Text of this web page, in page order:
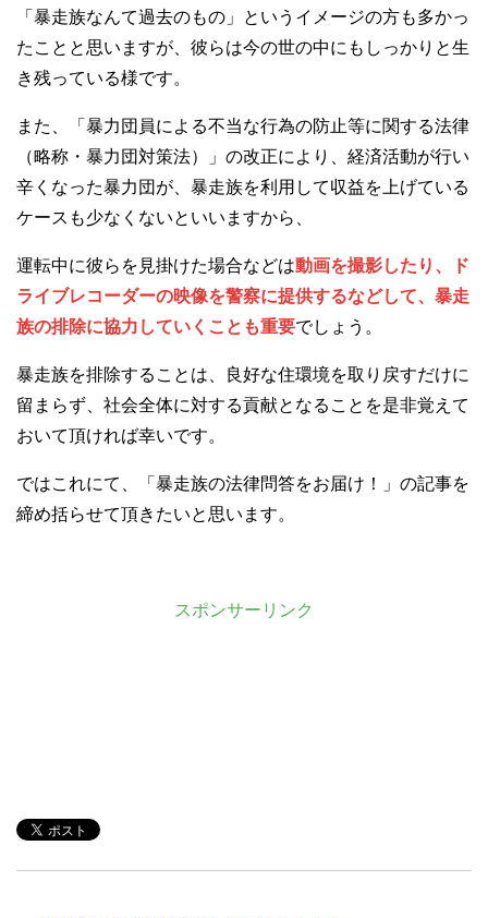
「暴走族なんて過去のもの」というイメージの方も多かっ
たことと思いますが、彼らは今の世の中にもしっかりと生
き残っている様です。
また、「暴力団員による不当な行為の防止等に関する法律
（略称・暴力団対策法）」の改正により、経済活動が行い
辛くなった暴力団が、暴走族を利用して収益を上げている
ケースも少なくないといいますから、
運転中に彼らを見掛けた場合などは動画を撮影したり、ド
ライブレコーダーの映像を警察に提供するなどして、暴走
族の排除に協力していくことも重要でしょう。
暴走族を排除することは、良好な住環境を取り戻すだけに
留まらず、社会全体に対する貢献となることを是非覚えて
おいて頂ければ幸いです。
ではこれにて、「暴走族の法律問答をお届け！」の記事を
締め括らせて頂きたいと思います。
スポンサーリンク